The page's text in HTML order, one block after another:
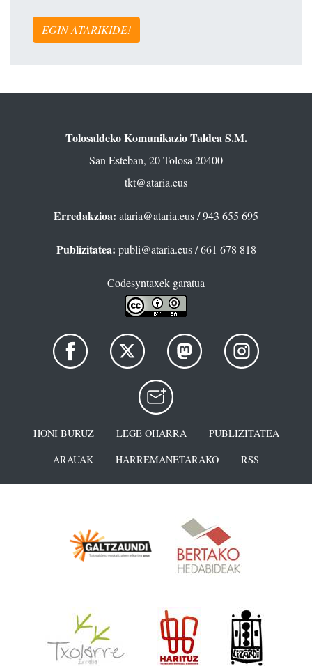
EGIN ATARIKIDE!
Tolosaldeko Komunikazio Taldea S.M.
San Esteban, 20 Tolosa 20400
tkt@ataria.eus
Erredakzioa: ataria@ataria.eus/ 943 655 695
Publizitatea: publi@ataria.eus/ 661 678 818
Codesyntaxek garatua
HONI BURUZ LEGE OHARRA
PUBLIZITATEA
ARAUAK
HARREMANETARAKO RSS